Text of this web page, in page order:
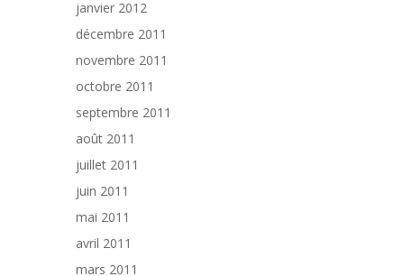
janvier 2012
décembre 2011
novembre 2011
octobre 2011
septembre 2011
août 2011
juillet 2011
juin 2011
mai 2011
avril 2011
mars 2011